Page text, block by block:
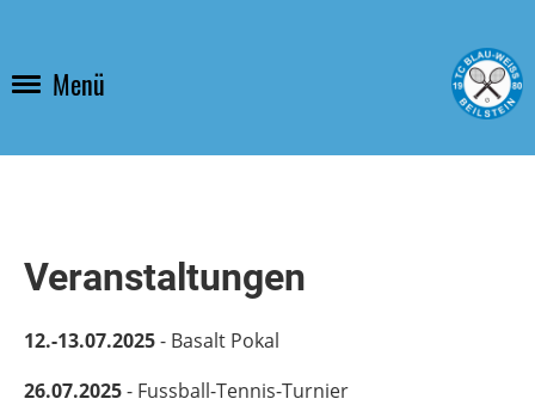
Menü
Veranstaltungen
12.-13.07.2025- Basalt Pokal
26.07.2025- Fussball-Tennis-Turnier